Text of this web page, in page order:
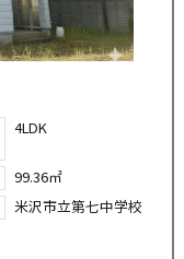
4LDK
99.36㎡
米沢市立第七中学校